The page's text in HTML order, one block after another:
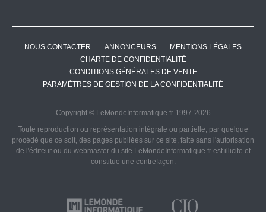
NOUS CONTACTER ANNONCEURS
MENTIONS LÉGALES
CHARTE DE CONFIDENTIALITÉ
CONDITIONS GÉNÉRALES DE VENTE
PARAMÈTRES DE GESTION DE LA CONFIDENTIALITÉ
Copyright © LeMondeInformatique.fr 1997-2026
Toute reproduction ou représentation intégrale ou partielle, par quelque
procédé que ce soit, des pages publiées sur ce site, faite sans l'autorisation
de l'éditeur ou du webmaster du site LeMondeInformatique.fr est illicite et
constitue une contrefaçon.